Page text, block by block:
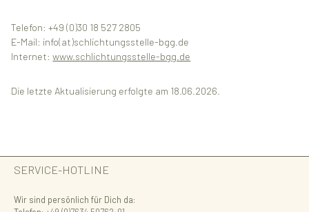
Telefon: +49 (0)30 18 527 2805
E-Mail: info(at)schlichtungsstelle-bgg.de
Internet:www.schlichtungsstelle-bgg.de
Die letzte Aktualisierung erfolgte am 18.06.2026.
SERVICE-HOTLINE
Wir sind persönlich für Dich da: